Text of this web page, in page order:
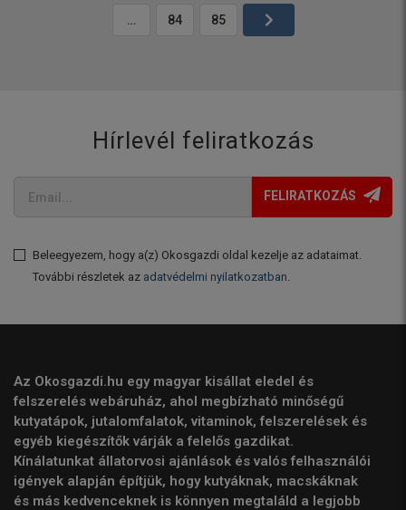
… 84 85
Hírlevél feliratkozás
FELIRATKOZÁS
Beleegyezem, hogy a(z) Okosgazdi oldal kezelje az adataimat.
További részletek az adatvédelmi nyilatkozatban.
Az Okosgazdi.hu egy magyar kisállat eledel és
felszerelés webáruház, ahol megbízható minőségű
kutyatápok, jutalomfalatok, vitaminok, felszerelések és
egyéb kiegészítők várják a felelős gazdikat.
Kínálatunkat állatorvosi ajánlások és valós felhasználói
igények alapján építjük, hogy kutyáknak, macskáknak
és más kedvenceknek is könnyen megtaláld a legjobb